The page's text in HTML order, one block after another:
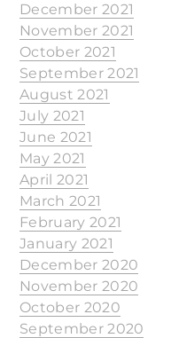
December 2021
November 2021
October 2021
September 2021
August 2021
July 2021
June 2021
May 2021
April 2021
March 2021
February 2021
January 2021
December 2020
November 2020
October 2020
September 2020